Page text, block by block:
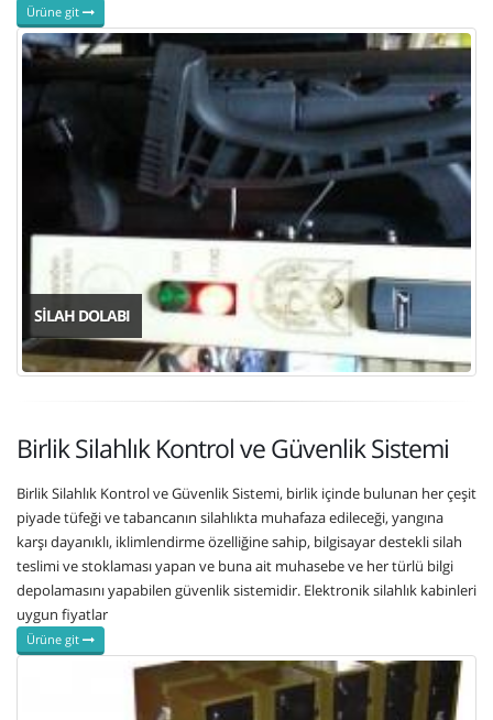
Ürüne git
SILAH DOLABI
Birlik Silahlık Kontrol ve Güvenlik Sistemi
Birlik Silahlık Kontrol ve Güvenlik Sistemi, birlik içinde bulunan her çeşit
piyade tüfeği ve tabancanın silahlıkta muhafaza edileceği, yangına
karşı dayanıklı, iklimlendirme özelliğine sahip, bilgisayar destekli silah
teslimi ve stoklaması yapan ve buna ait muhasebe ve her türlü bilgi
depolamasını yapabilen güvenlik sistemidir. Elektronik silahlık kabinleri
uygun fiyatlar
Ürüne git